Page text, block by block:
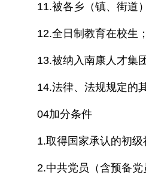
11.被各乡（镇、街道
12.全日制教育在校生；
13.被纳入南康人才集
14.法律、法规规定的
04加分条件
1.取得国家承认的初
2.中共党员（含预备党